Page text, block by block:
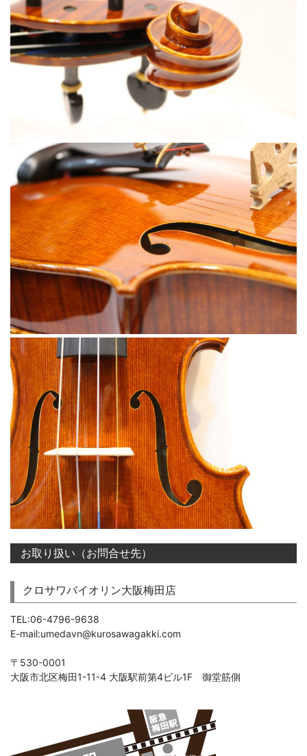
お取り扱い（お問合せ先）
クロサワバイオリン大阪梅田店
TEL:06-4796-9638
E-mail:umedavn@kurosawagakki.com
〒530-0001
大阪市北区梅田1-11-4 大阪駅前第4ビル1F 御堂筋側